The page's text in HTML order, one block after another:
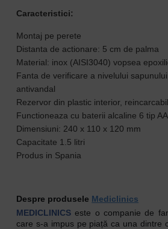
Caracteristici:
Montaj pe perete
Distanta de actionare: 5 cm de palma
Material: inox (AISI3040) vopsea
Fanta de verificare a nivelului
antivandal
Rezervor din plastic interior, reincarcabil
Functioneaza cu baterii alcaline 6 tip
Dimensiuni: 240 x 110 x 120 mm
Capacitate 1.5 litri
Produs in Spania
Despre produsele Mediclinics
MEDICLINICS este o companie de
care s-a impus pe piață ca una dintre